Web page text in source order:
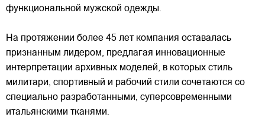
функциональной мужской одежды.
На протяжении более 45 лет компания оставалась
признанным лидером, предлагая инновационные
интерпретации архивных моделей, в которых стиль
милитари, спортивный и рабочий стили сочетаются со
специально разработанными, суперсовременными
итальянскими тканями.